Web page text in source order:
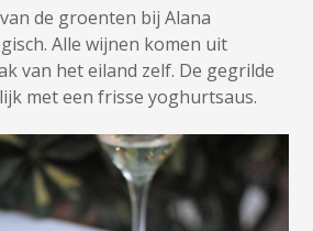
de groenten bij Alana
Alle wijnen komen uit
van het eiland zelf. De gegrilde
met een frisse yoghurtsaus.